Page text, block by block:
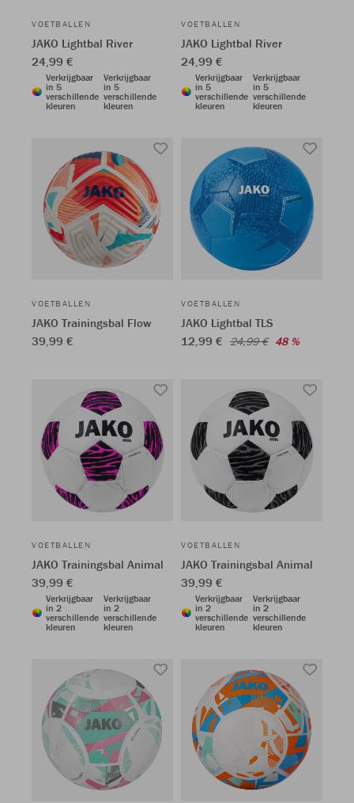
VOETBALLEN
JAKO Lightbal River
24,99 €
Verkrijgbaar
in 5
verschillende
kleuren
Verkrijgbaar
in 5
verschillende
kleuren
VOETBALLEN
JAKO Lightbal River
24,99 €
Verkrijgbaar
in 5
verschillende
kleuren
Verkrijgbaar
in 5
verschillende
kleuren
VOETBALLEN
JAKO Trainingsbal Flow
39,99 €
VOETBALLEN
JAKO Lightbal TLS
12,99 € 24,99 € 48 %
VOETBALLEN
JAKO Trainingsbal Animal
39,99 €
Verkrijgbaar
in 2
verschillende
kleuren
Verkrijgbaar
in 2
verschillende
kleuren
VOETBALLEN
JAKO Trainingsbal Animal
39,99 €
Verkrijgbaar
in 2
verschillende
kleuren
Verkrijgbaar
in 2
verschillende
kleuren